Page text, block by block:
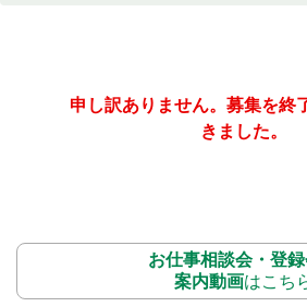
申し訳ありません。募集を終
きました。
お仕事相談会・登
案内動画はこち